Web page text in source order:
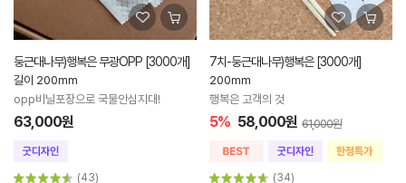
둥근대나무)행복은 무광OPP [3000개]
길이 200mm
opp비닐포장으로 국물안심지대!
63,000원
(43)
7치-둥근대나무)행복은 [3000개]
200mm
행복은 고객의 것
5% 58,000원 61,000원
(34)